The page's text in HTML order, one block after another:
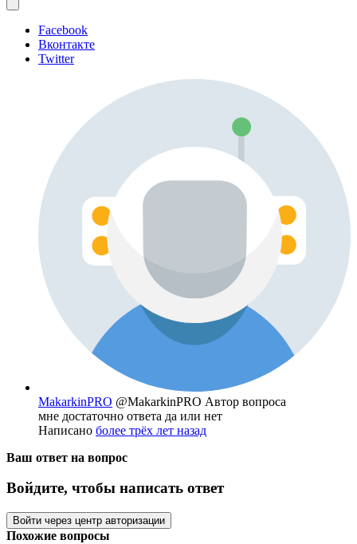
Facebook
Вконтакте
Twitter
MakarkinPRO @MakarkinPRO Автор вопроса
мне достаточно ответа да или нет
Написано более трёх лет назад
Ваш ответ на вопрос
Войдите, чтобы написать ответ
Войти через центр авторизации
Похожие вопросы